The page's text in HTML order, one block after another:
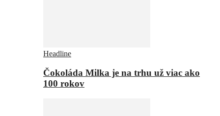
Headline
Čokoláda Milka je na trhu už viac ako
100 rokov